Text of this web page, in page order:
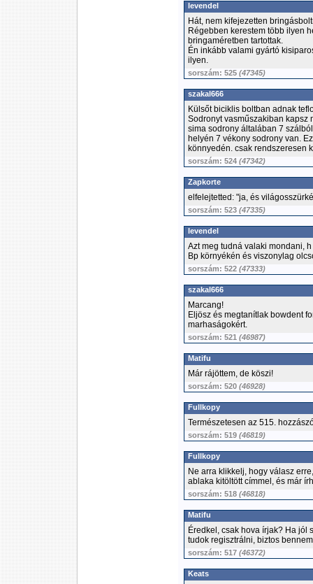
levendel
Hát, nem kifejezetten
Régebben kerestem több ilyen
bringaméretben tartottak.
Én inkább valami gyártó
ilyen.
sorszám: 525 (47345)
szakal666
Külsőt biciklis boltban adnak
Sodronyt vasműszakiban kapsz
sima sodrony általában 7
helyén 7 vékony sodrony van.
könnyedén. csak rendszeresen
sorszám: 524 (47342)
Zapkorte
elfelejtetted: "ja, és
sorszám: 523 (47335)
levendel
Azt meg tudná valaki mondani,
Bp környékén és viszonylag
sorszám: 522 (47333)
szakal666
Marcang!
Eljösz és megtanítlak bowdent
marhaságokért.
sorszám: 521 (46987)
Matifu
Már rájöttem, de köszi!
sorszám: 520 (46928)
Fullkopy
Természetesen az 515.
sorszám: 519 (46819)
Fullkopy
Ne arra klikkelj, hogy válasz
ablaka kitöltött címmel, és már
sorszám: 518 (46818)
Matifu
Éredkel, csak hova írjak? Ha jól
tudok regisztrálni, biztos
sorszám: 517 (46372)
Keats